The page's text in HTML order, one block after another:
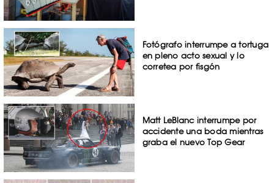
Fotógrafo interrumpe a tortuga
en pleno acto sexual y lo
corretea por fisgón
Matt LeBlanc interrumpe por
accidente una boda mientras
graba el nuevo Top Gear